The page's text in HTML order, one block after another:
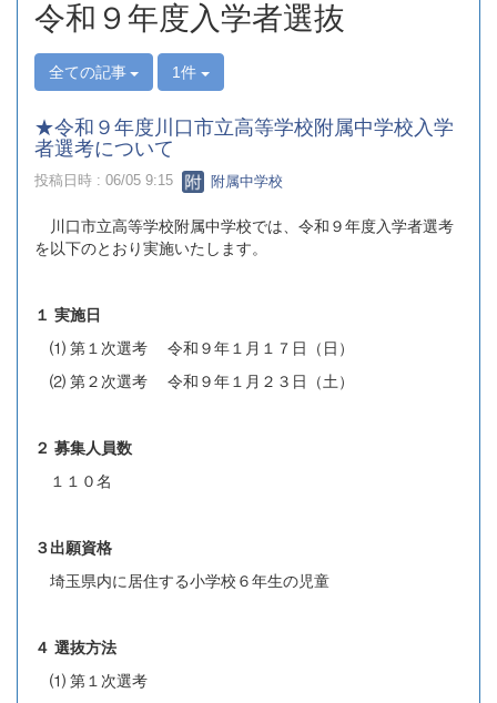
令和９年度入学者選抜
全ての記事 1件
★令和９年度川口市立高等学校附属中学校入学
者選考について
投稿日時 : 06/05 9:15 附属中学校
川口市立高等学校附属中学校では、令和９年度入学者選考
を以下のとおり実施いたします。
１ 実施日
⑴ 第１次選考 令和９年１月１７日（日）
⑵ 第２次選考 令和９年１月２３日（土）
２ 募集人員数
１１０名
３出願資格
埼玉県内に居住する小学校６年生の児童
４ 選抜方法
⑴ 第１次選考